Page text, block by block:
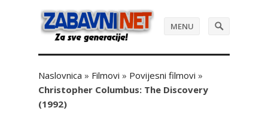
MENU
Naslovnica » Filmovi » Povijesni filmovi »
Christopher Columbus: The Discovery
(1992)